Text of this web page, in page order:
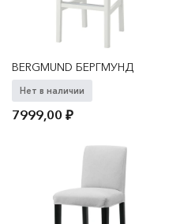
BERGMUND БЕРГМУНД
Нет в наличии
7999,00₽